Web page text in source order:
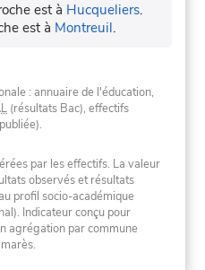
est à Hucqueliers.
est à Montreuil.
: annuaire de l'éducation,
(résultats Bac), effectifs
par les effectifs. La valeur
observés et résultats
profil socio-académique
Indicateur conçu pour
agrégation par commune